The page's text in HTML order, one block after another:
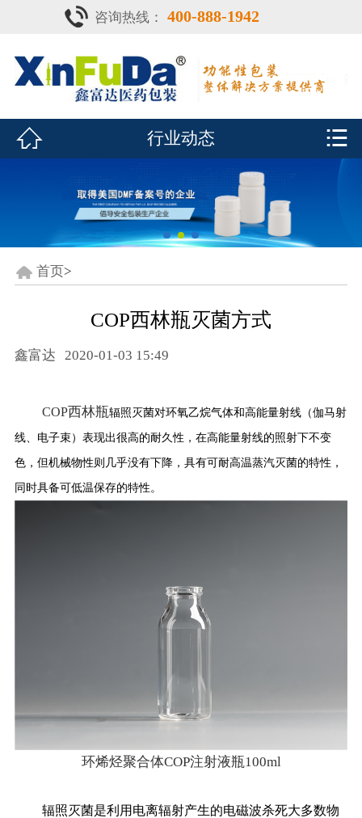
 首页
产品中心
鑫富达资质
行业动态
联系我们
咨询热线： 400-888-1942
 行业动态 
首页>
COP西林瓶灭菌方式
鑫富达 2020-01-03 15:49
COP西林瓶辐照灭菌对环氧乙烷气体和高能量射线（伽马射
线、电子束）表现出很高的耐久性，在高能量射线的照射下不变
色，但机械物性则几乎没有下降，具有可耐高温蒸汽灭菌的特性，
同时具备可低温保存的特性。
环烯烃聚合体COP注射液瓶100ml
辐照灭菌是利用电离辐射产生的电磁波杀死大多数物